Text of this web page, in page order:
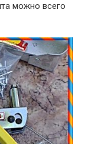
можно всего